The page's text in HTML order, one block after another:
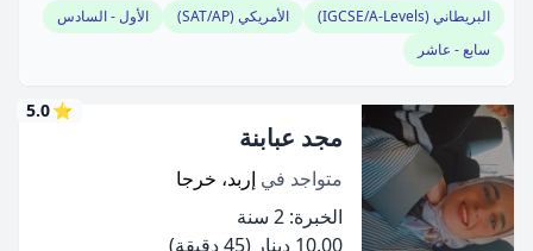
البريطاني (IGCSE/A-Levels)
الأمريكي (SAT/AP)
الأول - السادس
سابع - عاشر
⭐
5.0
مجد عبابنة
متواجد في إربد، خرجا
الخبرة: 2 سنة
10.00 دينار
(45 دقيقة)